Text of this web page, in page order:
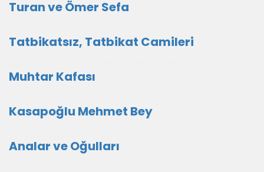
Turan ve Ömer Sefa
Tatbikatsız, Tatbikat Camileri
Muhtar Kafası
Kasapoğlu Mehmet Bey
Analar ve Oğulları